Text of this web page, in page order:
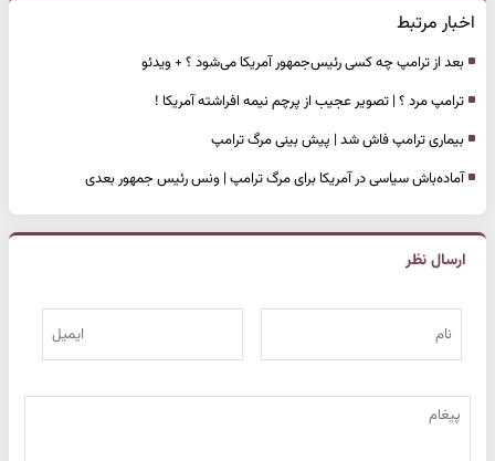
اخبار مرتبط
بعد از ترامپ چه کسی رئیس‌جمهور آمریکا می‌شود ؟ + ویدئو
ترامپ مرد ؟ | تصویر عجیب از پرچم نیمه افراشته آمریکا !
بیماری ترامپ فاش شد | پیش بینی مرگ ترامپ
آماده‌باش سیاسی در آمریکا برای مرگ ترامپ | ونس رئیس جمهور بعدی
ارسال نظر